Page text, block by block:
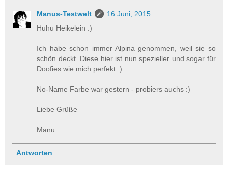
Manus-Testwelt
16 Juni, 2015
Huhu Heikelein :)
Ich habe schon immer Alpina genommen, weil sie so
schön deckt. Diese hier ist nun spezieller und sogar für
Doofies wie mich perfekt :)
No-Name Farbe war gestern - probiers auchs :)
Liebe Grüße
Manu
Antworten